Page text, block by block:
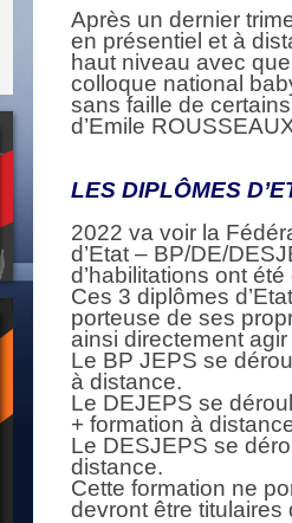
Après un dernier
en présentiel et à
haut niveau avec
colloque national
sans faille de
d’Emile
LES DIPLÔMES
2022 va voir la
d’Etat – BP/DE/
d’habilitations ont
Ces 3 diplômes
porteuse de ses
ainsi directement
Le BP JEPS se
à distance.
Le DEJEPS se
+ formation à
Le DESJEPS se
distance.
Cette formation ne
devront être